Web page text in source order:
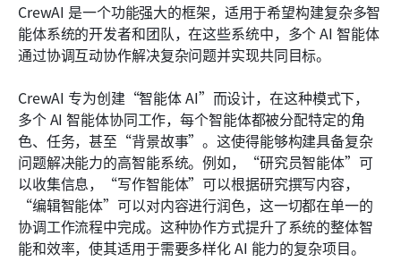
CrewAI 是一个功能强大的框架，适用于希望构建复杂多智
能体系统的开发者和团队，在这些系统中，多个 AI 智能体
通过协调互动协作解决复杂问题并实现共同目标。
CrewAI 专为创建“智能体 AI”而设计，在这种模式下，
多个 AI 智能体协同工作，每个智能体都被分配特定的角
色、任务，甚至“背景故事”。这使得能够构建具备复杂
问题解决能力的高智能系统。例如，“研究员智能体”可
以收集信息，“写作智能体”可以根据研究撰写内容，
“编辑智能体”可以对内容进行润色，这一切都在单一的
协调工作流程中完成。这种协作方式提升了系统的整体智
能和效率，使其适用于需要多样化 AI 能力的复杂项目。